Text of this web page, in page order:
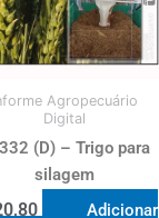
Agropecuário
Digital
(D) – Trigo para
silagem
Adicionar